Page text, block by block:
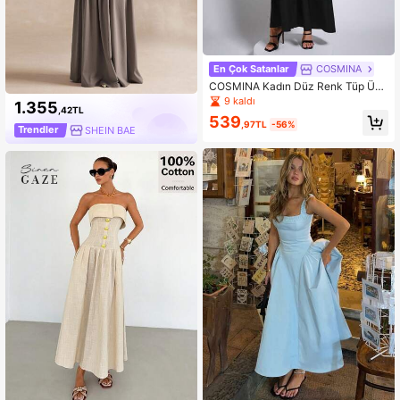
1.355 ,42TL
Trendler SHEIN BAE
En Çok Satanlar COSMINA
COSMINA Kadın Düz Renk Tüp Üst
Rahat Bol Elbise
9 kaldı
539 ,97TL -56%